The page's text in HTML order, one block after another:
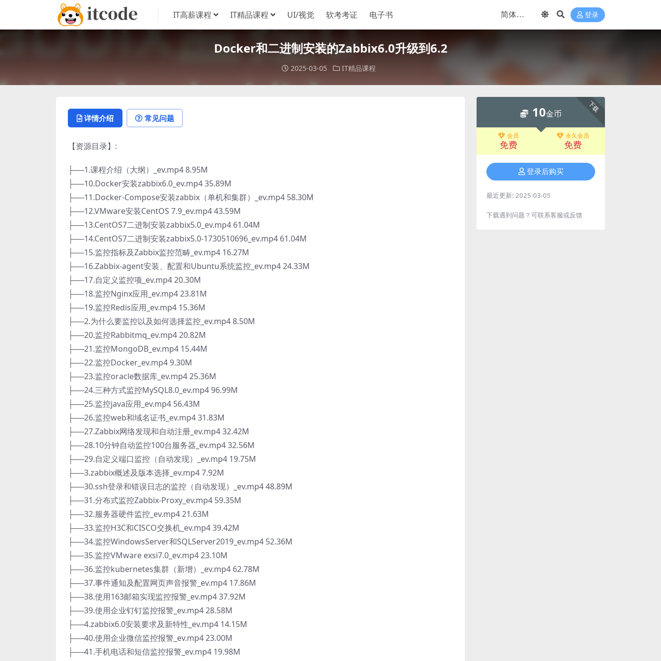
IT高薪课程 IT精品课程 UI/视觉 软考考证 电子书 登录
Docker和二进制安装的Zabbix6.0升级到6.2
2025-03-05 IT精品课程
详情介绍 常见问题
【资源目录】:
├──1.课程介绍（大纲）_ev.mp4 8.95M
├──10.Docker安装zabbix6.0_ev.mp4 35.89M
├──11.Docker-Compose安装zabbix（单机和集群）_ev.mp4 58.30M
├──12.VMware安装CentOS 7.9_ev.mp4 43.59M
├──13.CentOS7二进制安装zabbix5.0_ev.mp4 61.04M
├──14.CentOS7二进制安装zabbix5.0-1730510696_ev.mp4 61.04M
├──15.监控指标及Zabbix监控范畴_ev.mp4 16.27M
├──16.Zabbix-agent安装、配置和Ubuntu系统监控_ev.mp4 24.33M
├──17.自定义监控项_ev.mp4 20.30M
├──18.监控Nginx应用_ev.mp4 23.81M
├──19.监控Redis应用_ev.mp4 15.36M
├──2.为什么要监控以及如何选择监控_ev.mp4 8.50M
├──20.监控Rabbitmq_ev.mp4 20.82M
├──21.监控MongoDB_ev.mp4 15.44M
├──22.监控Docker_ev.mp4 9.30M
├──23.监控oracle数据库_ev.mp4 25.36M
├──24.三种方式监控MySQL8.0_ev.mp4 96.99M
├──25.监控java应用_ev.mp4 56.43M
├──26.监控web和域名证书_ev.mp4 31.83M
├──27.Zabbix网络发现和自动注册_ev.mp4 32.42M
├──28.10分钟自动监控100台服务器_ev.mp4 32.56M
├──29.自定义端口监控（自动发现）_ev.mp4 19.75M
├──3.zabbix概述及版本选择_ev.mp4 7.92M
├──30.ssh登录和错误日志的监控（自动发现）_ev.mp4 48.89M
├──31.分布式监控Zabbix-Proxy_ev.mp4 59.35M
├──32.服务器硬件监控_ev.mp4 21.63M
├──33.监控H3C和CISCO交换机_ev.mp4 39.42M
├──34.监控WindowsServer和SQLServer2019_ev.mp4 52.36M
├──35.监控VMware exsi7.0_ev.mp4 23.10M
├──36.监控kubernetes集群（新增）_ev.mp4 62.78M
├──37.事件通知及配置网页声音报警_ev.mp4 17.86M
├──38.使用163邮箱实现监控报警_ev.mp4 37.92M
├──39.使用企业钉钉监控报警_ev.mp4 28.58M
├──4.zabbix6.0安装要求及新特性_ev.mp4 14.15M
├──40.使用企业微信监控报警_ev.mp4 23.00M
├──41.手机电话和短信监控报警_ev.mp4 19.98M
下载
10金币
会员
免费
永久会员
免费
登录后购买
最近更新: 2025-03-05
下载遇到问题？可联系客服或反馈